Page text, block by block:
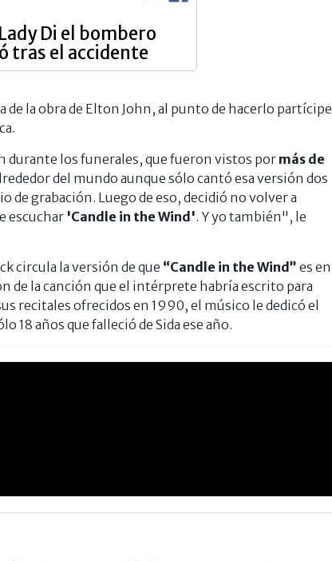
Di el bombero
tras el accidente
de la obra de Elton John, al punto de hacerlo partícipe
durante los funerales, que fueron vistos por más de
del mundo aunque sólo cantó esa versión dos
de grabación. Luego de eso, decidió no volver a
escuchar 'Candle in the Wind'. Y yo también", le
circula la versión de que “Candle in the Wind” es en
de la canción que el intérprete habría escrito para
recitales ofrecidos en 1990, el músico le dedicó el
18 años que falleció de Sida ese año.